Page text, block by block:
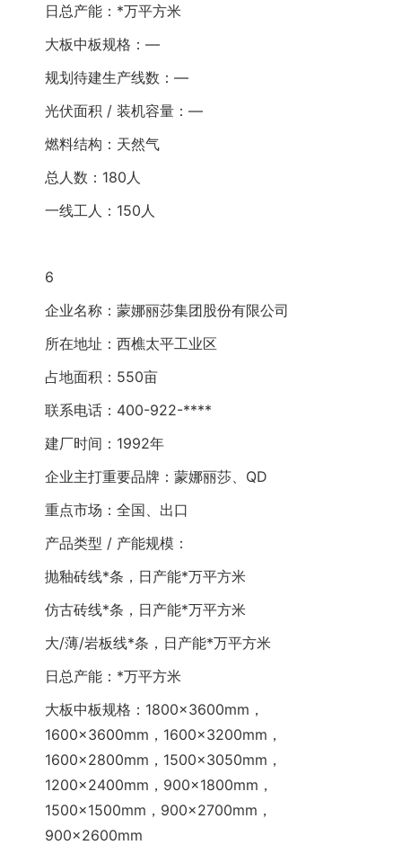
日总产能：*万平方米
大板中板规格：—
规划待建生产线数：—
光伏面积 / 装机容量：—
燃料结构：天然气
总人数：180人
一线工人：150人
6
企业名称：蒙娜丽莎集团股份有限公司
所在地址：西樵太平工业区
占地面积：550亩
联系电话：400-922-****
建厂时间：1992年
企业主打重要品牌：蒙娜丽莎、QD
重点市场：全国、出口
产品类型 / 产能规模：
抛釉砖线*条，日产能*万平方米
仿古砖线*条，日产能*万平方米
大/薄/岩板线*条，日产能*万平方米
日总产能：*万平方米
大板中板规格：1800×3600mm，
1600×3600mm，1600×3200mm，
1600×2800mm，1500×3050mm，
1200×2400mm，900×1800mm，
1500×1500mm，900×2700mm，
900×2600mm